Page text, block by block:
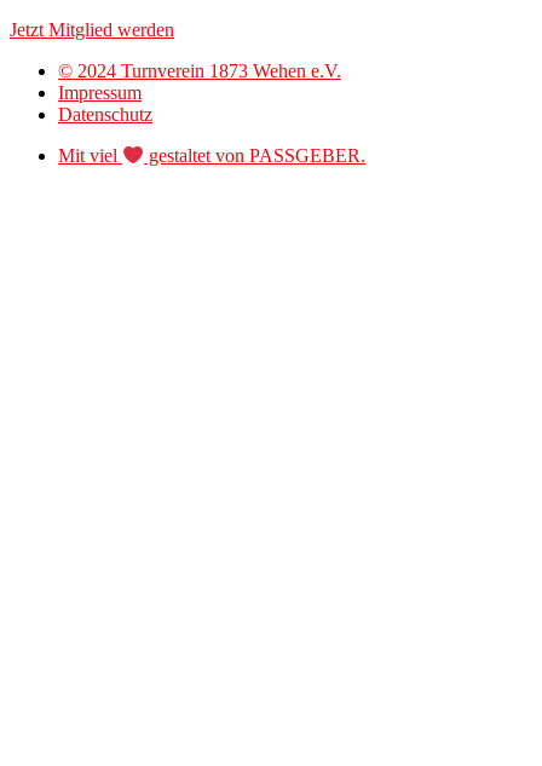
Jetzt Mitglied werden
© 2024 Turnverein 1873 Wehen e.V.
Impressum
Datenschutz
Mit viel gestaltet von PASSGEBER.